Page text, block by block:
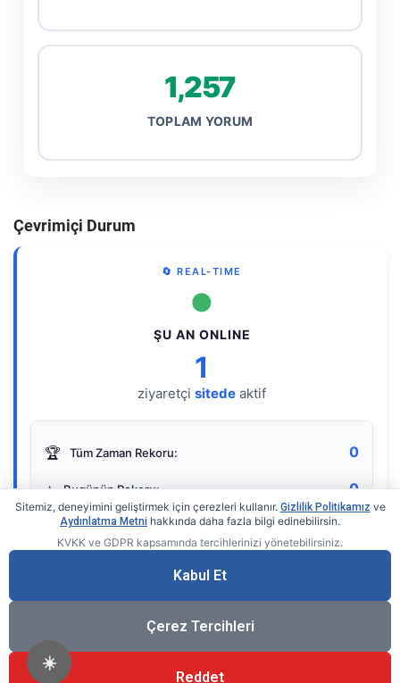
☀️
1,257
TOPLAM YORUM
Çevrimiçi Durum
🔄 REAL-TIME
●
ŞU AN ONLINE
1
ziyaretçi sitede aktif
🏆 Tüm Zaman Rekoru: 0
⭐ Bugünün Rekoru: 0
Gerçek zamanlı sayaç
Sitemiz, deneyimini geliştirmek için çerezleri kullanır. Gizlilik Politikamız ve
Aydınlatma Metni hakkında daha fazla bilgi edinebilirsin.
KVKK ve GDPR kapsamında tercihlerinizi yönetebilirsiniz.
Kabul Et
Çerez Tercihleri
Reddet